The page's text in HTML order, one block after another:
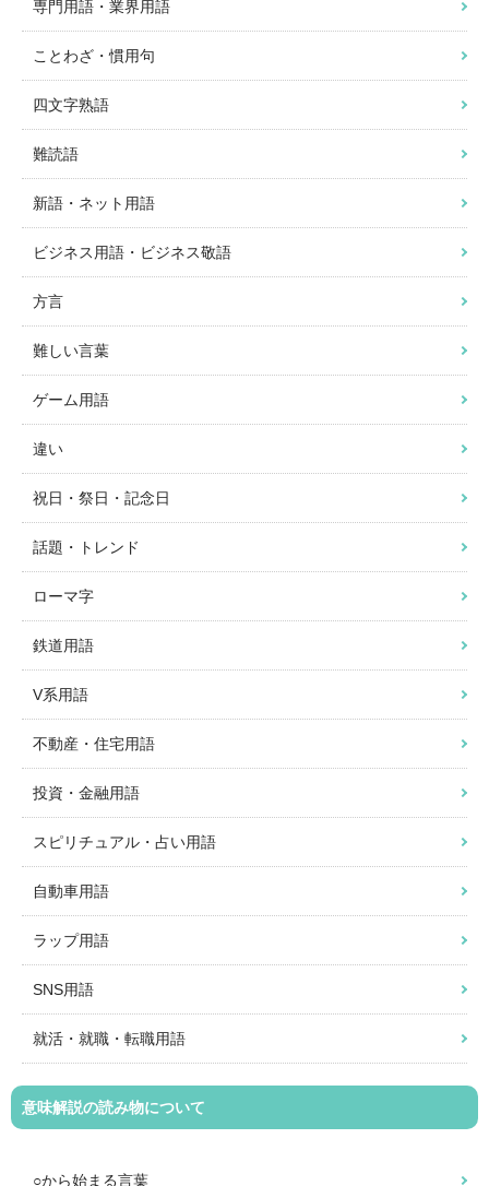
専門用語・業界用語
ことわざ・慣用句
四文字熟語
難読語
新語・ネット用語
ビジネス用語・ビジネス敬語
方言
難しい言葉
ゲーム用語
違い
祝日・祭日・記念日
話題・トレンド
ローマ字
鉄道用語
V系用語
不動産・住宅用語
投資・金融用語
スピリチュアル・占い用語
自動車用語
ラップ用語
SNS用語
就活・就職・転職用語
意味解説の読み物について
○から始まる言葉